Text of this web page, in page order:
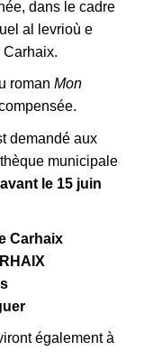
dans le cadre
al levrioù e
Carhaix.
romanMon
demandé aux
municipale
le 15 juin
Carhaix
également à